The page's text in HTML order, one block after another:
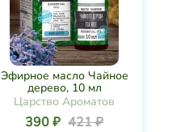
Эфирное масло Чайное
дерево, 10 мл
Царство Ароматов
390 ₽ 421 ₽